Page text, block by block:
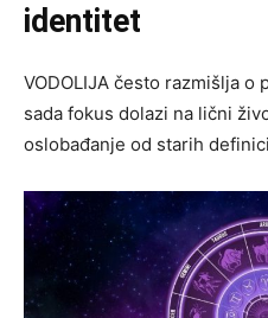
identitet
VODOLIJA često razmišlja o
sada fokus dolazi na lični
oslobađanje od starih